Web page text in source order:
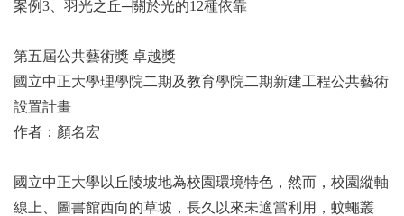
案例3、羽光之丘─關於光的12種依靠
第五屆公共藝術獎 卓越獎
國立中正大學理學院二期及教育學院二期新建工程公共藝術
設置計畫
作者：顏名宏
國立中正大學以丘陵坡地為校園環境特色，然而，校園縱軸
線上、圖書館西向的草坡，長久以來未適當利用，蚊蠅叢